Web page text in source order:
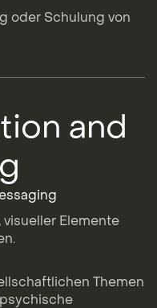
oder Schulung von
and
visueller Elemente
Themen